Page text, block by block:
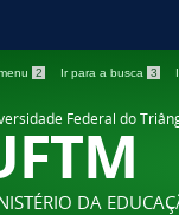
2 Ir para a busca 3
Federal do
DA